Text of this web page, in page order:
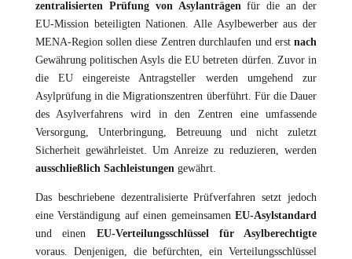
zentralisierten Prüfung von Asylanträgenfür die an der
EU-Mission beteiligten Nationen. Alle Asylbewerber aus der
MENA-Region sollen diese Zentren durchlaufen und erstnach
Gewährung politischen Asyls die EU betreten dürfen. Zuvor in
die EU eingereiste Antragsteller werden umgehend zur
Asylprüfung in die Migrationszentren überführt. Für die Dauer
des Asylverfahrens wird in den Zentren eine umfassende
Versorgung, Unterbringung, Betreuung und nicht zuletzt
Sicherheit gewährleistet. Um Anreize zu reduzieren, werden
ausschließlich Sachleistungengewährt.
Das beschriebene dezentralisierte Prüfverfahren setzt jedoch
eine Verständigung auf einen gemeinsamenEU-Asylstandard
und einen EU-Verteilungsschlüssel
für Asylberechtigte
voraus. Denjenigen, die befürchten, ein Verteilungsschlüssel